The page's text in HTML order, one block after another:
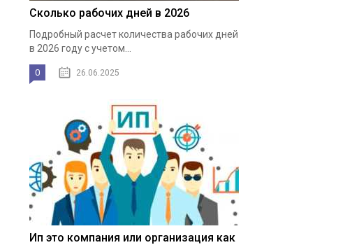
Сколько рабочих дней в 2026
Подробный расчет количества рабочих дней
в 2026 году с учетом...
0 26.06.2025
Ип это компания или организация как